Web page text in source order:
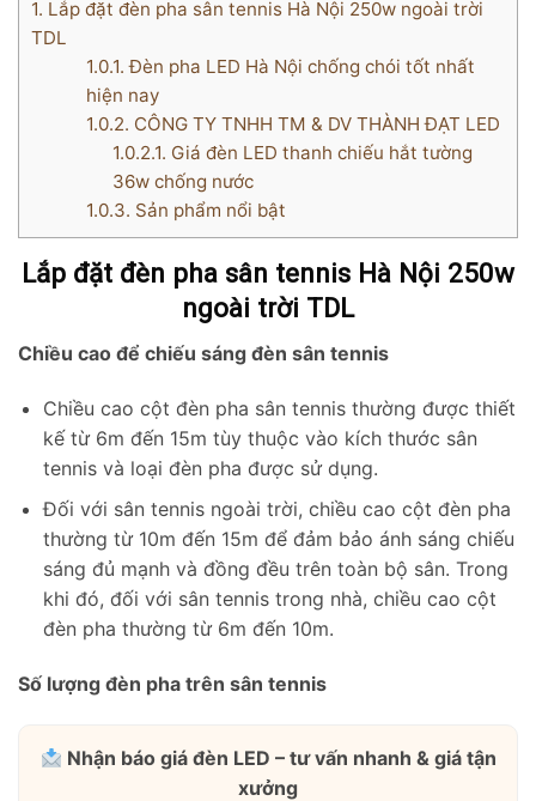
1. Lắp đặt đèn pha sân tennis Hà Nội 250w ngoài trời
TDL
1.0.1. Đèn pha LED Hà Nội chống chói tốt nhất
hiện nay
1.0.2. CÔNG TY TNHH TM & DV THÀNH ĐẠT LED
1.0.2.1. Giá đèn LED thanh chiếu hắt tường
36w chống nước
1.0.3. Sản phẩm nổi bật
Lắp đặt đèn pha sân tennis Hà Nội 250w
ngoài trời TDL
Chiều cao để chiếu sáng đèn sân tennis
Chiều cao cột đèn pha sân tennis thường được thiết
kế từ 6m đến 15m tùy thuộc vào kích thước sân
tennis và loại đèn pha được sử dụng.
Đối với sân tennis ngoài trời, chiều cao cột đèn pha
thường từ 10m đến 15m để đảm bảo ánh sáng chiếu
sáng đủ mạnh và đồng đều trên toàn bộ sân. Trong
khi đó, đối với sân tennis trong nhà, chiều cao cột
đèn pha thường từ 6m đến 10m.
Số lượng đèn pha trên sân tennis
Nhận báo giá đèn LED – tư vấn nhanh & giá tận
xưởng